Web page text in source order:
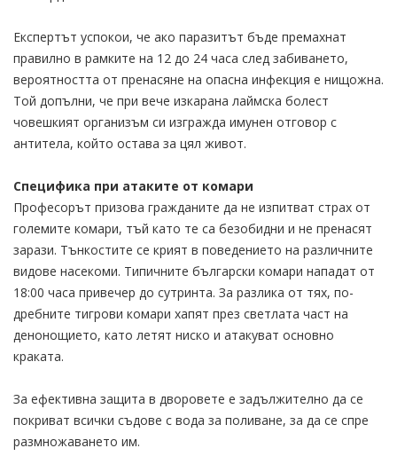
Експертът успокои, че ако паразитът бъде премахнат
правилно в рамките на 12 до 24 часа след забиването,
вероятността от пренасяне на опасна инфекция е нищожна.
Той допълни, че при вече изкарана лаймска болест
човешкият организъм си изгражда имунен отговор с
антитела, който остава за цял живот.
Специфика при атаките от комари
Професорът призова гражданите да не изпитват страх от
големите комари, тъй като те са безобидни и не пренасят
зарази. Тънкостите се крият в поведението на различните
видове насекоми. Типичните български комари нападат от
18:00 часа привечер до сутринта. За разлика от тях, по-
дребните тигрови комари хапят през светлата част на
денонощието, като летят ниско и атакуват основно
краката.
За ефективна защита в дворовете е задължително да се
покриват всички съдове с вода за поливане, за да се спре
размножаването им.